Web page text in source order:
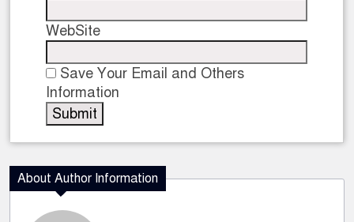
WebSite
Save Your Email and Others
Information
About Author Information